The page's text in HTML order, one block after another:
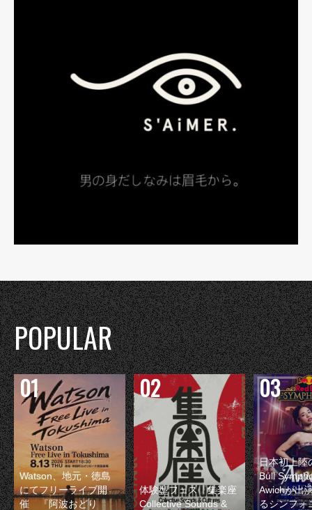
POPULAR
Watson、地元・徳島
にてフリーライブ開
催 『阿波おどり
体験型フェス『集楽座
Collective Sounds &
日本初上陸
Bull
Awichが出
るシンフォ